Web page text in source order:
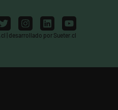
| desarrollado por Sueter.cl